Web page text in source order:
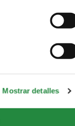
Mostrar detalles